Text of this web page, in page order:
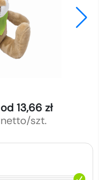
od 13,66 zł
netto/szt.